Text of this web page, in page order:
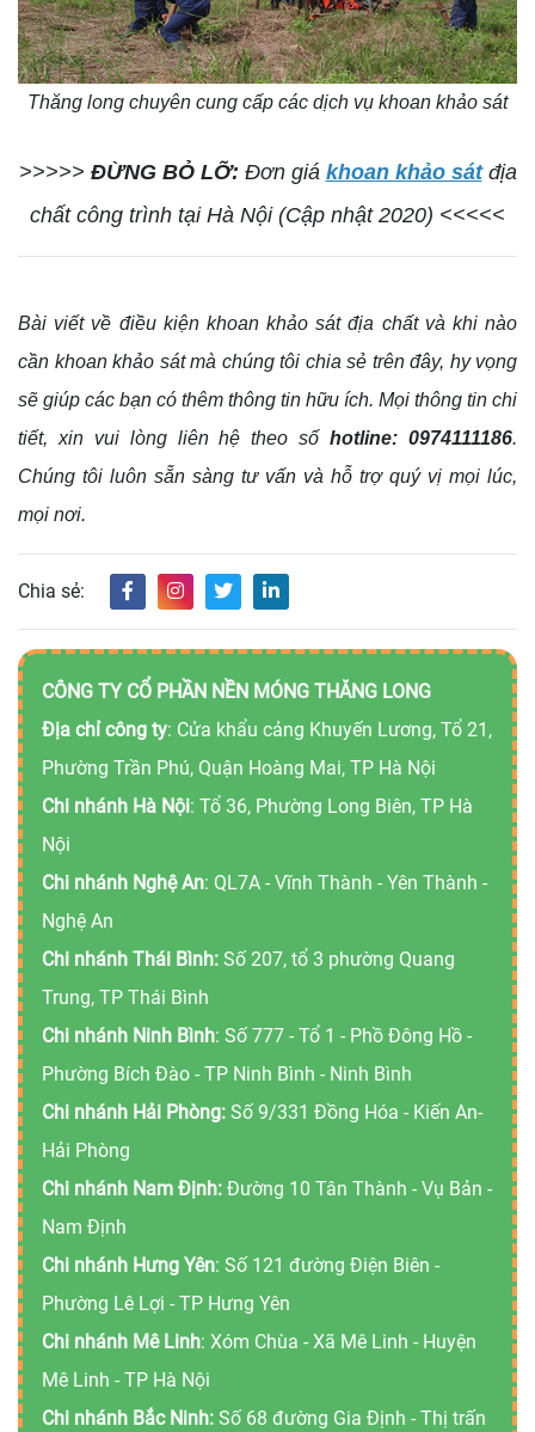
Thăng long chuyên cung cấp các dịch vụ khoan khảo sát
>>>>> ĐỪNG BỎ LỠ: Đơn giá khoan khảo sátđịa
chất công trình tại Hà Nội (Cập nhật 2020) <<<<<
Bài viết về điều kiện khoan khảo sát địa chất và khi nào
cần khoan khảo sát mà chúng tôi chia sẻ trên đây, hy vọng
sẽ giúp các bạn có thêm thông tin hữu ích. Mọi thông tin chi
tiết, xin vui lòng liên hệ theo sốhotline: 0974111186.
Chúng tôi luôn sẵn sàng tư vấn và hỗ trợ quý vị mọi lúc,
mọi nơi.
Chia sẻ:
CÔNG TY CỔ PHẦN NỀN MÓNG THĂNG LONG
Địa chỉ công ty: Cửa khẩu cảng Khuyến Lương, Tổ 21,
Phường Trần Phú, Quận Hoàng Mai, TP Hà Nội
Chi nhánh Hà Nội: Tổ 36, Phường Long Biên, TP Hà
Nội
Chi nhánh Nghệ An: QL7A - Vĩnh Thành - Yên Thành -
Nghệ An
Chi nhánh Thái Bình: Số 207, tổ 3 phường Quang
Trung, TP Thái Bình
Chi nhánh Ninh Bình: Số 777 - Tổ 1 - Phồ Đông Hồ -
Phường Bích Đào - TP Ninh Bình - Ninh Bình
Chi nhánh Hải Phòng: Số 9/331 Đồng Hóa - Kiến An-
Hải Phòng
Chi nhánh Nam Định: Đường 10 Tân Thành - Vụ Bản -
Nam Định
Chi nhánh Hưng Yên: Số 121 đường Điện Biên -
Phường Lê Lợi - TP Hưng Yên
Chi nhánh Mê Linh: Xóm Chùa - Xã Mê Linh - Huyện
Mê Linh - TP Hà Nội
Chi nhánh Bắc Ninh: Số 68 đường Gia Định - Thị trấn